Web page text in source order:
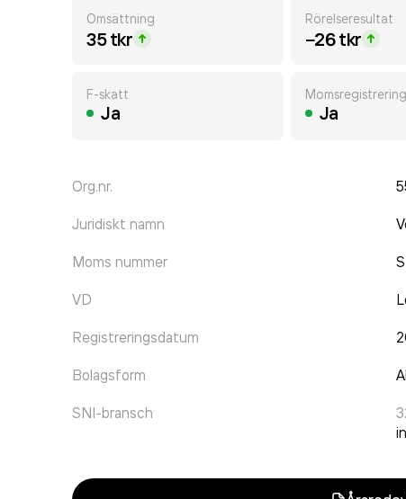
Omsättning
35 tkr
Rörelseresultat
−26 tkr
F-skatt
Ja
Momsregistrering
Ja
Org.nr.
Juridiskt namn
Moms nummer
VD
Registreringsdatum
Bolagsform
SNI-bransch